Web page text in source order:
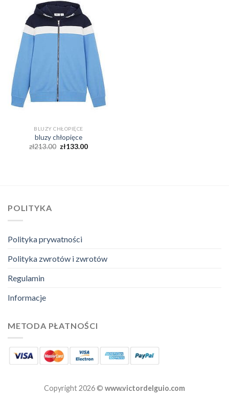
BLUZY CHŁOPIĘCE
bluzy chłopięce
zł213.00 zł133.00
POLITYKA
Polityka prywatności
Polityka zwrotów i zwrotów
Regulamin
Informacje
METODA PŁATNOŚCI
Copyright 2026 © www.victordelguio.com